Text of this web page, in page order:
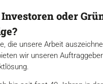
oder
die unsere Arbeit
wir unseren